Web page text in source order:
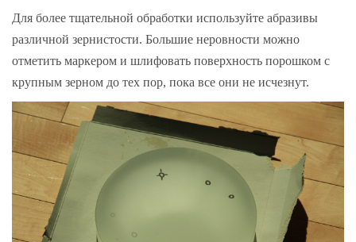
Для более тщательной обработки используйте абразивы
различной зернистости. Большие неровности можно
отметить маркером и шлифовать поверхность порошком с
крупным зерном до тех пор, пока все они не исчезнут.